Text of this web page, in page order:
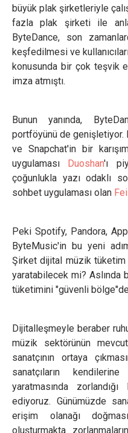
büyük plak şirketleriyle
fazla plak şirketi ile
ByteDance, son
keşfedilmesi ve
konusunda bir çok teşvik
imza atmıştı.
Bunun yanında,
portföyünü de genişletiyor.
ve Snapchat'in bir
uygulaması Duoshan'ı
çoğunlukla yazı odaklı
sohbet uygulaması olan
Peki Spotify, Pandora,
ByteMusic'in bu yeni
Şirket dijital müzik tüketim
yaratabilecek mi? Aslında
tüketimini "güvenli
Dijitalleşmeyle beraber
müzik sektörünün
sanatçının ortaya
sanatçıların
yaratmasında
ediyoruz. Günümüzde
erişim olanağı
oluşturmakta